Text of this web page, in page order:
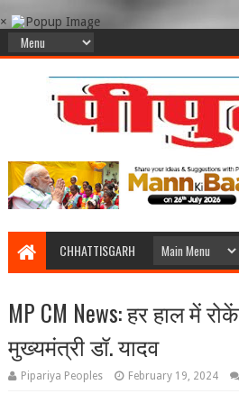
×
CHHATTISGARH
MP CM News: हर हाल में
मुख्यमंत्री डॉ. यादव
Pipariya Peoples February 19, 2024